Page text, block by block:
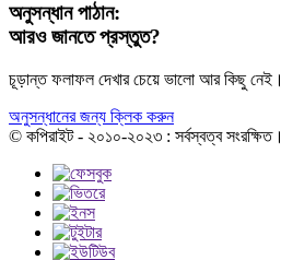
অনুসন্ধান পাঠান:
আরও জানতে প্রস্তুত?
চূড়ান্ত ফলাফল দেখার চেয়ে ভালো আর কিছু নেই।
অনুসন্ধানের জন্য ক্লিক করুন
© কপিরাইট - ২০১০-২০২৩ : সর্বস্বত্ব সংরক্ষিত।